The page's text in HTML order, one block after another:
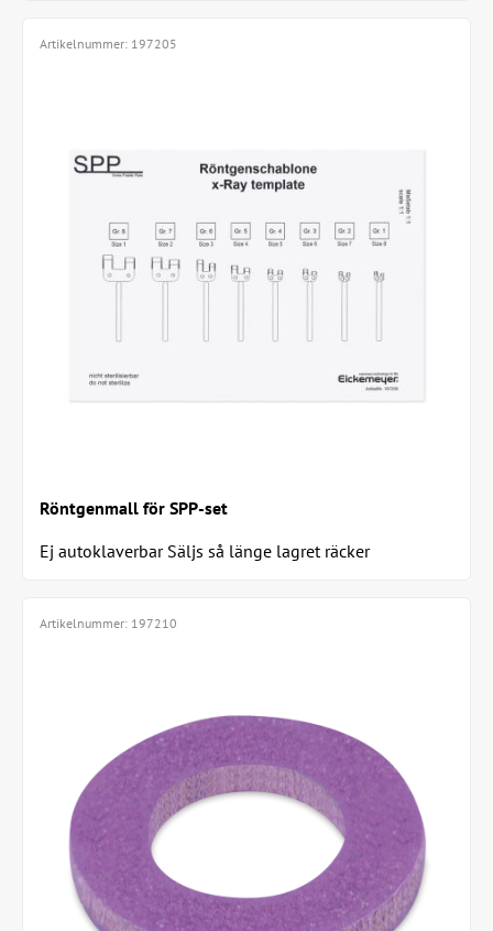
Röntgenmall för SPP-set
Ej autoklaverbar Säljs så länge lagret räcker
Artikelnummer: 197205
Artikelnummer: 197210